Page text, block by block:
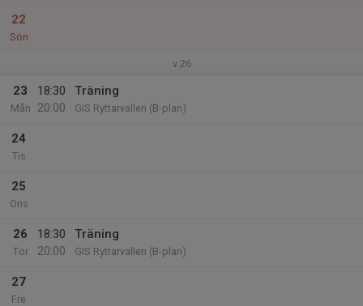
22
Sön
v.26
23
Mån
18:30
20:00
Träning
GIS Ryttarvallen (B-plan)
24
Tis
25
Ons
26
Tor
18:30
20:00
Träning
GIS Ryttarvallen (B-plan)
27
Fre